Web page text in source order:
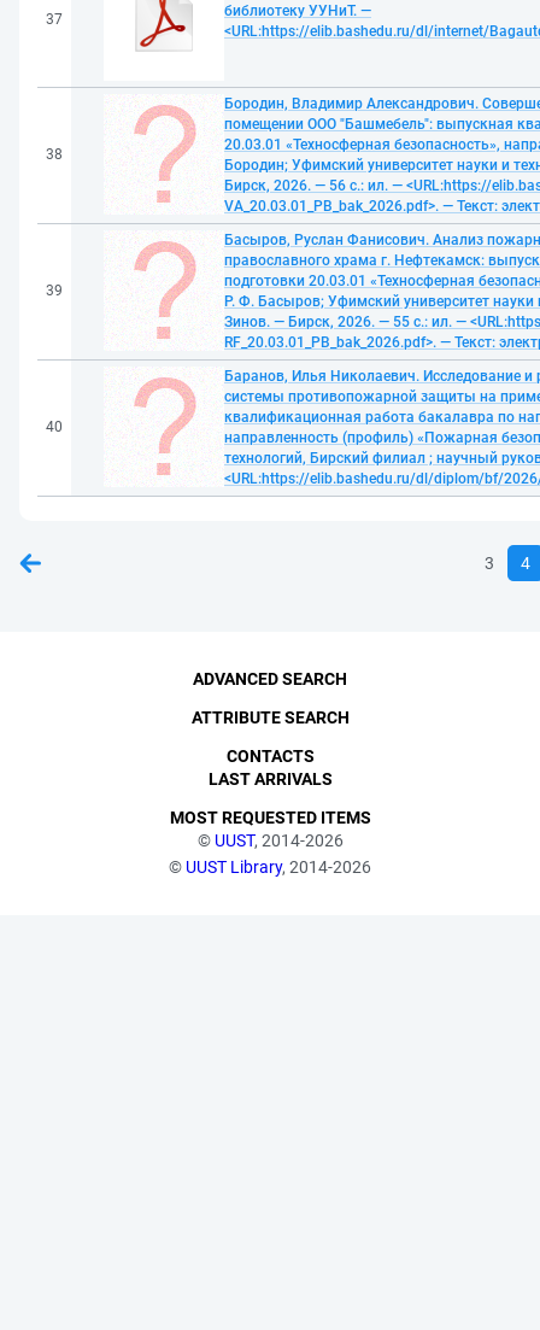
37
библиотеку УУНиТ. —
<URL:https://elib.bashedu.ru/dl/internet/
38
Бородин, Владимир Александрович.
помещении ООО "Башмебель": выпускная
20.03.01 «Техносферная безопасность»,
Бородин; Уфимский университет науки и
Бирск, 2026. — 56 с.: ил. — <URL:https://
VA_20.03.01_РB_bak_2026.pdf>. — Текст:
39
Басыров, Руслан Фанисович. Анализ
православного храма г. Нефтекамск:
подготовки 20.03.01 «Техносферная
Р. Ф. Басыров; Уфимский университет
Зинов. — Бирск, 2026. — 55 с.: ил. —
RF_20.03.01_РB_bak_2026.pdf>. — Текст:
40
Баранов, Илья Николаевич. Исследование
системы противопожарной защиты на
квалификационная работа бакалавра по
направленность (профиль) «Пожарная
технологий, Бирский филиал ; научный
<URL:https://elib.bashedu.ru/dl/diplom/bf/
3 4
© UUST, 2014-2026
© UUST Library, 2014-2026
ADVANCED SEARCH
ATTRIBUTE SEARCH
CONTACTS
LAST ARRIVALS
MOST REQUESTED ITEMS